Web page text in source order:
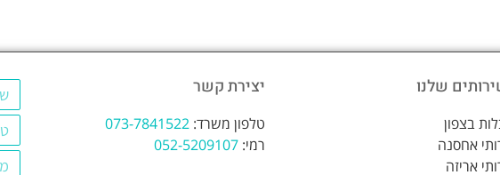
שלנו
בצפון
אחסנה
אריזה
יצירת קשר
טלפון משרד: 073-7841522
רמי: 052-5209107